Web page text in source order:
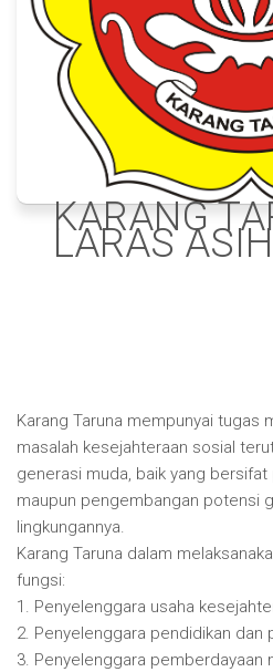
KARANG
LARAS ASIH
Karang Taruna mempunyai tugas
masalah kesejahteraan sosial
generasi muda, baik yang
maupun pengembangan potensi
lingkungannya.
Karang Taruna dalam
fungsi:
1. Penyelenggara usaha
2. Penyelenggara pendidikan dan
3. Penyelenggara pemberdayaan